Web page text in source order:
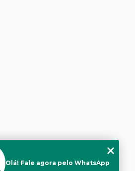
Olá! Fale agora pelo WhatsApp